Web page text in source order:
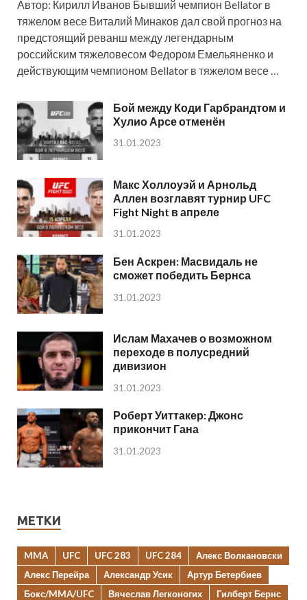
Автор: Кирилл Иванов Бывший чемпион Bellator в
тяжелом весе Виталий Минаков дал свой прогноз на
предстоящий реванш между легендарным
российским тяжеловесом Федором Емельяненко и
действующим чемпионом Bellator в тяжелом весе …
Бой между Коди Гарбрандтом и
Хулио Арсе отменён
31.01.2023
Макс Холлоуэй и Арнольд
Аллен возглавят турнир UFC
Fight Night в апреле
31.01.2023
Бен Аскрен: Масвидаль не
сможет победить Бернса
31.01.2023
Ислам Махачев о возможном
переходе в полусредний
дивизион
31.01.2023
Роберт Уиттакер: Джонс
прикончит Гана
31.01.2023
МЕТКИ
MMA UFC UFC 283 UFC 284
Алекс Волкановски
Алекс Перейра
Александр Усик
Артур Бетербиев
Бокс/MMA/UFC
Вячеслав Легконогих
Гилберт Бернс